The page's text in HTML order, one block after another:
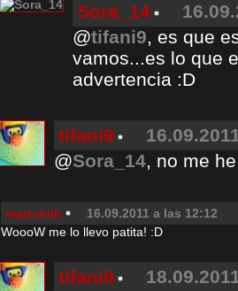
Sora_14
@tifani9, es que
vamos...es lo que
advertencia :D
tifani9
@Sora_14, no me
martukiih
16.09.2011 a las 12:12
WoooW me lo llevo patita! :D
tifani9